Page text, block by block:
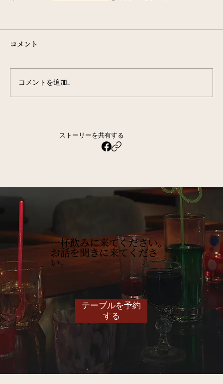
ストーリーを共有する
一杯飲みに来てください。
お話を聞きに来てくださ
い。
テーブルを予約
する
コメント
コメントを追加…